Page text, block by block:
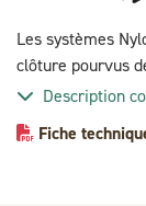
Les systèmes
clôture pourvus
systèmes
Description
Fiche